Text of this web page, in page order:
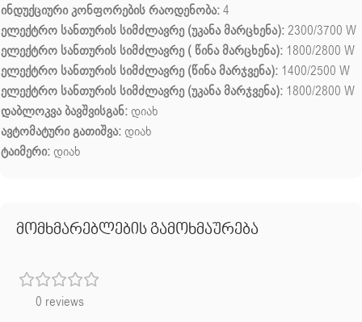
ინდუქციური კონფორების რაოდენობა:4
ელექტრო სანთურის სიმძლავრე (უკანა მარცხენა):2300/3700 ​​W
ელექტრო სანთურის სიმძლავრე ( წინა მარცხენა): 1800/2800 W
ელექტრო სანთურის სიმძლავრე (წინა მარჯვენა): 1400/2500 W
ელექტრო სანთურის სიმძლავრე (უკანა მარჯვენა): 1800/2800 W
დაბლოკვა ბავშვისგან: დიახ
ავტომატური გათიშვა: დიახ
ტაიმერი: დიახ
მომხმარებლების გამოხმაურება
0 reviews